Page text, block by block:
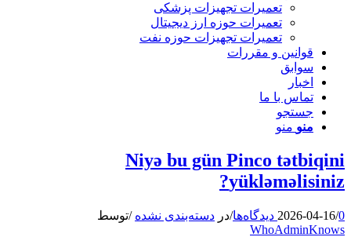
تعمیرات تجهیزات پزشکی
تعمیرات حوزه ارز دیجیتال
تعمیرات تجهیزات حوزه نفت
قوانین و مقررات
سوابق
اخبار
تماس با ما
جستجو
منو منو
Niyə bu gün Pinco tətbiqini
yükləməlisiniz?
2026-04-16/0 دیدگاه‌ها /در دسته‌بندی نشده /توسط
WhoAdminKnows